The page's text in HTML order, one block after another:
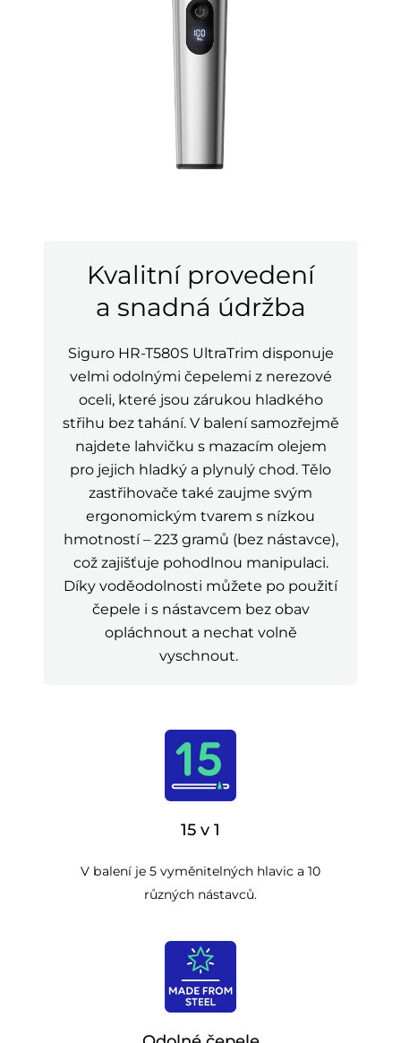
Kvalitní provedení
a snadná údržba
Siguro HR-T580S UltraTrim disponuje
velmi odolnými čepelemi z nerezové
oceli, které jsou zárukou hladkého
střihu bez tahání. V balení samozřejmě
najdete lahvičku s mazacím olejem
pro jejich hladký a plynulý chod. Tělo
zastřihovače také zaujme svým
ergonomickým tvarem s nízkou
hmotností – 223 gramů (bez nástavce),
což zajišťuje pohodlnou manipulaci.
Díky voděodolnosti můžete po použití
čepele i s nástavcem bez obav
opláchnout a nechat volně
vyschnout.
15 v 1
V balení je 5 vyměnitelných hlavic a 10
různých nástavců.